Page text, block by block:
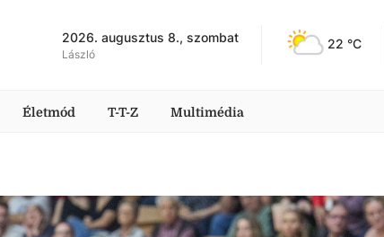
2026. augusztus 8., szombat
László
22 °C
Életmód T-T-Z Multimédia